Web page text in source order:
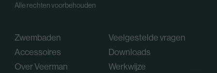
Alle rechten voorbehouden
Zwembaden
Accessoires
Over Veerman
Veelgestelde vragen
Downloads
Werkwijze